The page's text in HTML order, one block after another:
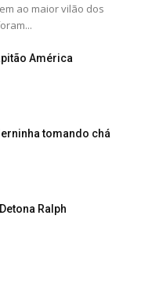
ao maior vilão dos
América
tomando chá
Ralph